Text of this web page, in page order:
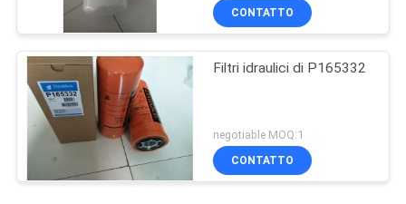
CONTATTO
Filtri idraulici di P165332
negotiable MOQ:1
CONTATTO